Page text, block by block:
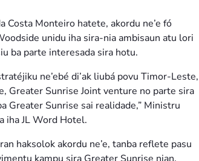
Costa Monteiro hatete, akordu ne’e fó
unidu iha sira-nia ambisaun atu lori
ba parte interesada sira hotu.
ne’ebé di’ak liubá povu Timor-Leste,
Greater Sunrise Joint venture no parte sira
Greater Sunrise sai realidade,” Ministru
iha JL Word Hotel.
haksolok akordu ne’e, tanba reflete pasu